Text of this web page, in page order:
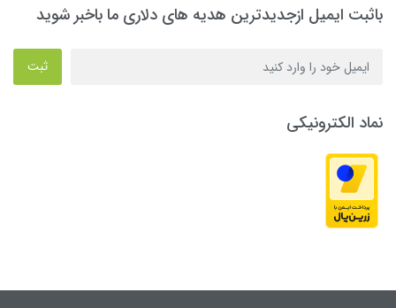
باثبت ایمیل ازجدیدترین هدیه های دلاری ما باخبر شوید
ثبت
نماد الکترونیکی